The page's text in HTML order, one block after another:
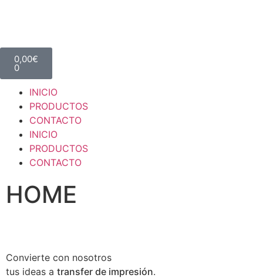
0,00€
0
INICIO
PRODUCTOS
CONTACTO
INICIO
PRODUCTOS
CONTACTO
HOME
Convierte con nosotros
tus ideas a transfer de impresión.